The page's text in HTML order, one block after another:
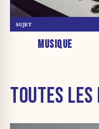
MUSIQUE
SUJET
TOUTES LES